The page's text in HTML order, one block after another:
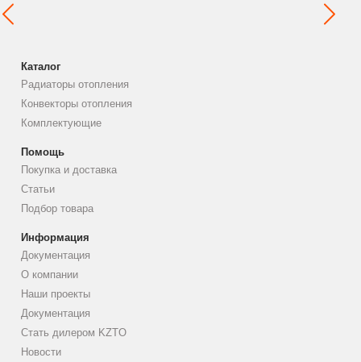
Каталог
Радиаторы отопления
Конвекторы отопления
Комплектующие
Помощь
Покупка и доставка
Статьи
Подбор товара
Информация
Документация
О компании
Наши проекты
Документация
Стать дилером KZTO
Новости